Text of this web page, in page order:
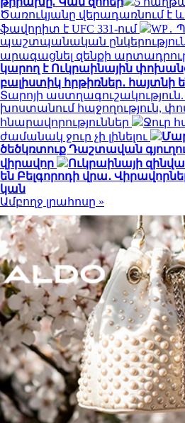
Ծառուկյանը վերադառնում է
ֆավորիտ է UFC 331-ում
WP․
պաշտպանական
արագացնել զենքի
կարող է Ուկրաինային
բալիստիկ հրթիռներ․ հայտնի
Տարոյի
խոստանում հաջողություն,
հնարավորություններ
Ջուր
ժամանակ ջուր չի լինելու
ծեծկռտուք Դաշտավան
վիրավոր
Ուկրաինայի
են Բելգորոդի վրա․
կան
Ամբողջ լրահոսը »